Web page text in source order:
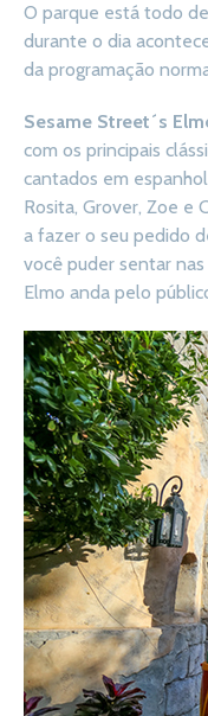
O parque está todo
durante o dia
da programação
Sesame Street´s
com os principais
cantados em
Rosita, Grover, Zoe e
a fazer o seu pedido
você puder sentar
Elmo anda pelo